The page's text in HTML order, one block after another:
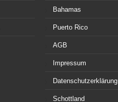
Bahamas
Puerto Rico
AGB
Impressum
Datenschutzerklärung
Schottland